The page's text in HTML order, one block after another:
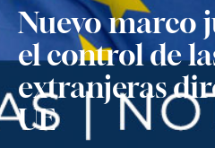
Nuevo marco
el control de
extranjeras
UE